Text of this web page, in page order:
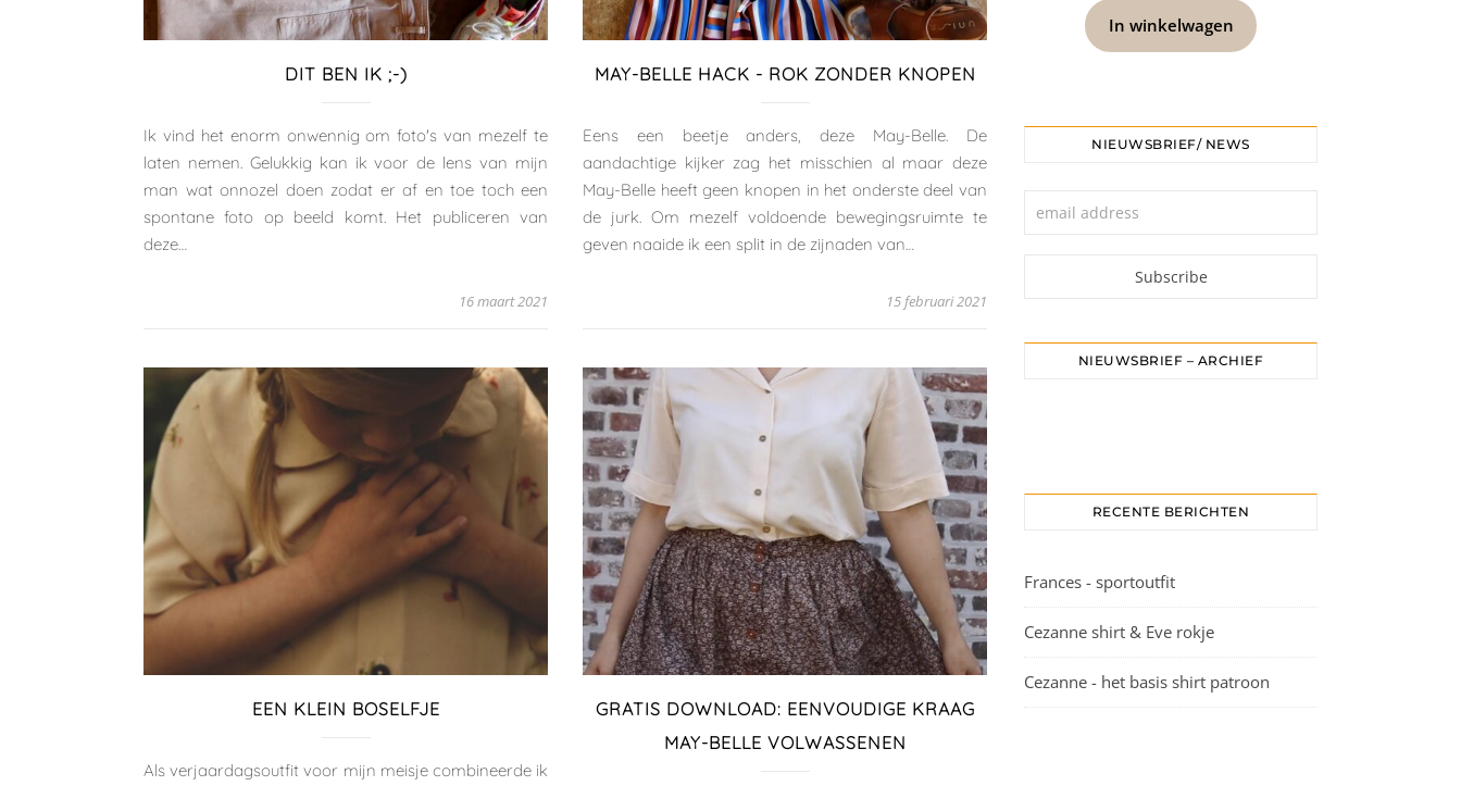
DIT BEN IK ;-)
Ik vind het enorm onwennig om foto's van mezelf te
laten nemen. Gelukkig kan ik voor de lens van mijn
man wat onnozel doen zodat er af en toe toch een
spontane foto op beeld komt. Het publiceren van
deze…
16 maart 2021
MAY-BELLE HACK - ROK ZONDER KNOPEN
Eens een beetje anders, deze May-Belle. De
aandachtige kijker zag het misschien al maar deze
May-Belle heeft geen knopen in het onderste deel van
de jurk. Om mezelf voldoende bewegingsruimte te
geven naaide ik een split in de zijnaden van…
15 februari 2021
EEN KLEIN BOSELFJE
Als verjaardagsoutfit voor mijn meisje combineerde ik
GRATIS DOWNLOAD: EENVOUDIGE KRAAG
MAY-BELLE VOLWASSENEN
In winkelwagen
NIEUWSBRIEF/ NEWS
NIEUWSBRIEF – ARCHIEF
RECENTE BERICHTEN
Frances - sportoutfit
Cezanne shirt & Eve rokje
Cezanne - het basis shirt patroon